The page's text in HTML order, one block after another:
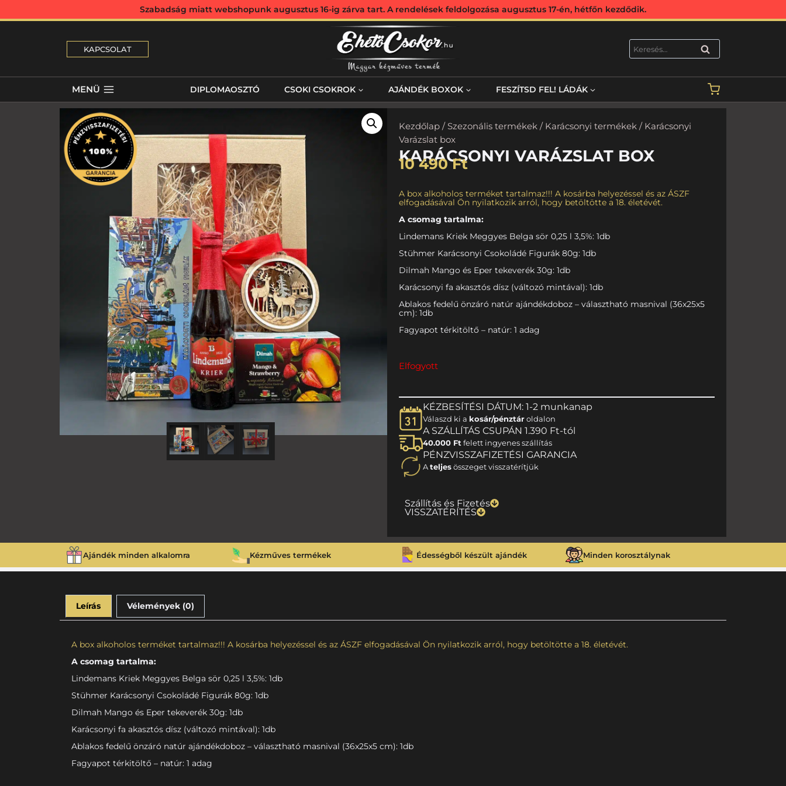
Szabadság miatt webshopunk augusztus 16-ig zárva tart. A rendelések feldolgozása augusztus 17-én, hétfőn kezdődik.
KAPCSOLAT KERESÉS
MENÜ DIPLOMAOSZTÓ CSOKI CSOKROK AJÁNDÉK BOXOK FESZÍTSD FEL! LÁDÁK
Kezdőlap/ Szezonális termékek/ Karácsonyi termékek/ Karácsonyi
Varázslat box
KARÁCSONYI VARÁZSLAT BOX
10 490Ft
A box alkoholos terméket tartalmaz!!! A kosárba helyezéssel és az ÁSZF
elfogadásával Ön nyilatkozik arról, hogy betöltötte a 18. életévét.
A csomag tartalma:
Lindemans Kriek Meggyes Belga sör 0,25 l 3,5%: 1db
Stühmer Karácsonyi Csokoládé Figurák 80g: 1db
Dilmah Mango és Eper tekeverék 30g: 1db
Karácsonyi fa akasztós dísz (változó mintával): 1db
Ablakos fedelű önzáró natúr ajándékdoboz – választható masnival (36x25x5
cm): 1db
Fagyapot térkitöltő – natúr: 1 adag
Elfogyott
KÉZBESÍTÉSI DÁTUM: 1-2 munkanap
Válaszd ki a kosár/pénztároldalon
A SZÁLLÍTÁS CSUPÁN 1.390 Ft-tól
40.000 Ft felett ingyenes szállítás
PÉNZVISSZAFIZETÉSI GARANCIA
Ateljesösszeget visszatérítjük
Szállítás és Fizetés
VISSZATÉRÍTÉS
Ajándék minden alkalomra Kézműves termékek Édességből készült ajándék Minden korosztálynak
Leírás Vélemények (0)
A box alkoholos terméket tartalmaz!!! A kosárba helyezéssel és az ÁSZF elfogadásával Ön nyilatkozik arról, hogy betöltötte a 18. életévét.
A csomag tartalma:
Lindemans Kriek Meggyes Belga sör 0,25 l 3,5%: 1db
Stühmer Karácsonyi Csokoládé Figurák 80g: 1db
Dilmah Mango és Eper tekeverék 30g: 1db
Karácsonyi fa akasztós dísz (változó mintával): 1db
Ablakos fedelű önzáró natúr ajándékdoboz – választható masnival (36x25x5 cm): 1db
Fagyapot térkitöltő – natúr: 1 adag